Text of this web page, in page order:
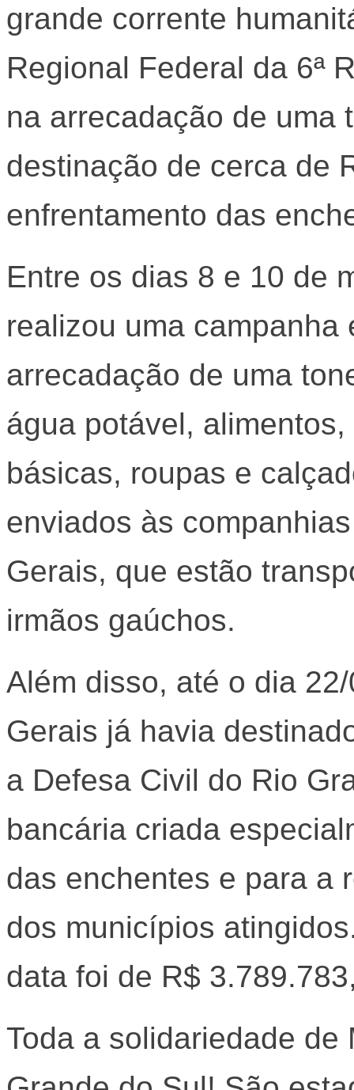
grande corrente
Regional Federal da 6ª
na arrecadação de uma
destinação de cerca de
enfrentamento das
Entre os dias 8 e 10 de
realizou uma
arrecadação de uma
água potável,
básicas, roupas e
enviados às
Gerais, que estão
irmãos gaúchos.
Além disso, até o dia
Gerais já havia
a Defesa Civil do Rio
bancária criada
das enchentes e para a
dos municípios
data foi de R$
Toda a solidariedade de